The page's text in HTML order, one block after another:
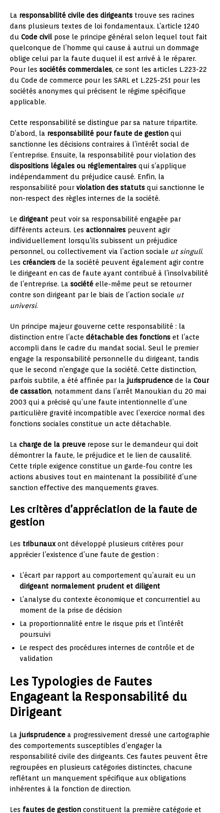
La responsabilité civile des dirigeants trouve ses racines
dans plusieurs textes de loi fondamentaux. L’article 1240
du Code civil pose le principe général selon lequel tout fait
quelconque de l’homme qui cause à autrui un dommage
oblige celui par la faute duquel il est arrivé à le réparer.
Pour les sociétés commerciales, ce sont les articles L.223-22
du Code de commerce pour les SARL et L.225-251 pour les
sociétés anonymes qui précisent le régime spécifique
applicable.
Cette responsabilité se distingue par sa nature tripartite.
D’abord, la responsabilité pour faute de gestion qui
sanctionne les décisions contraires à l’intérêt social de
l’entreprise. Ensuite, la responsabilité pour violation des
dispositions légales ou réglementaires qui s’applique
indépendamment du préjudice causé. Enfin, la
responsabilité pourviolation des statuts qui sanctionne le
non-respect des règles internes de la société.
Le dirigeant peut voir sa responsabilité engagée par
différents acteurs. Les actionnaires peuvent agir
individuellement lorsqu’ils subissent un préjudice
personnel, ou collectivement via l’action sociale ut singuli.
Les créanciers de la société peuvent également agir contre
le dirigeant en cas de faute ayant contribué à l’insolvabilité
de l’entreprise. La société elle-même peut se retourner
contre son dirigeant par le biais de l’action sociale ut
universi.
Un principe majeur gouverne cette responsabilité : la
distinction entre l’acte détachable des fonctions et l’acte
accompli dans le cadre du mandat social. Seul le premier
engage la responsabilité personnelle du dirigeant, tandis
que le second n’engage que la société. Cette distinction,
parfois subtile, a été affinée par la jurisprudence de la Cour
de cassation, notamment dans l’arrêt Manoukian du 20 mai
2003 qui a précisé qu’une faute intentionnelle d’une
particulière gravité incompatible avec l’exercice normal des
fonctions sociales constitue un acte détachable.
La charge de la preuve repose sur le demandeur qui doit
démontrer la faute, le préjudice et le lien de causalité.
Cette triple exigence constitue un garde-fou contre les
actions abusives tout en maintenant la possibilité d’une
sanction effective des manquements graves.
Les critères d’appréciation de la faute de
gestion
Les tribunauxont développé plusieurs critères pour
apprécier l’existence d’une faute de gestion :
L’écart par rapport au comportement qu’aurait eu un
dirigeant normalement prudent et diligent
L’analyse du contexte économique et concurrentiel au
moment de la prise de décision
La proportionnalité entre le risque pris et l’intérêt
poursuivi
Le respect des procédures internes de contrôle et de
validation
Les Typologies de Fautes
Engageant la Responsabilité du
Dirigeant
La jurisprudence a progressivement dressé une cartographie
des comportements susceptibles d’engager la
responsabilité civile des dirigeants. Ces fautes peuvent être
regroupées en plusieurs catégories distinctes, chacune
reflétant un manquement spécifique aux obligations
inhérentes à la fonction de direction.
Les fautes de gestion constituent la première catégorie et